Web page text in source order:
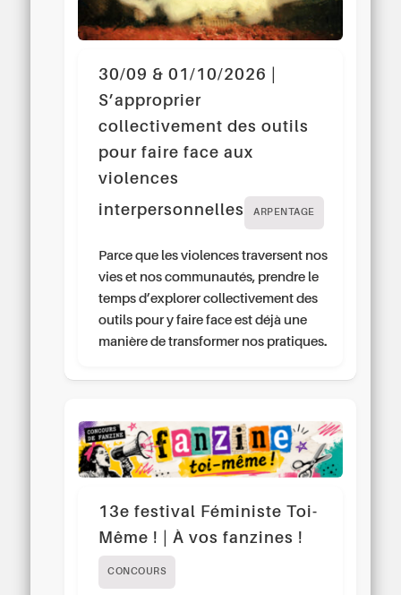
30/09 & 01/10/2026 |
S’approprier
collectivement des outils
pour faire face aux
violences
interpersonnelles
ARPENTAGE
Parce que les violences traversent nos
vies et nos communautés, prendre le
temps d’explorer collectivement des
outils pour y faire face est déjà une
manière de transformer nos pratiques.
13e festival Féministe Toi-
Même ! | À vos fanzines !
CONCOURS